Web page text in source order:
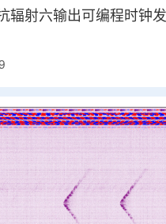
辐射六输出可编程时钟